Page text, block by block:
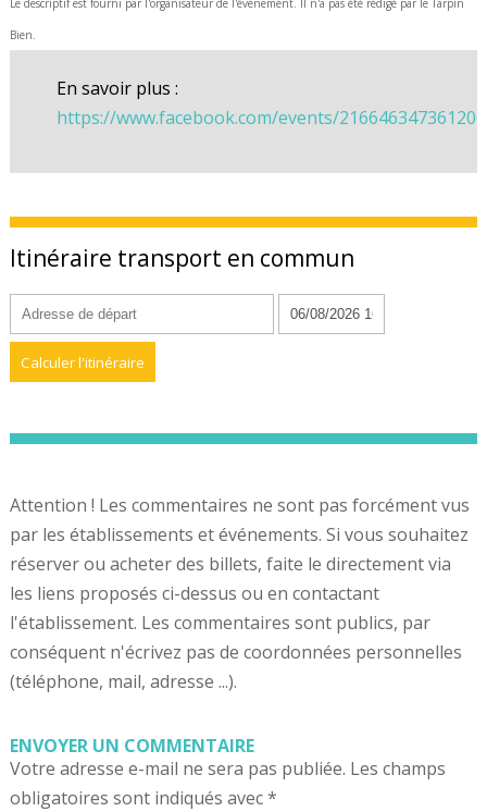
Le descriptif est fourni par l'organisateur de l'événement. Il n'a pas été rédigé par le Tarpin
Bien.
En savoir plus :
https://www.facebook.com/events/
Itinéraire transport en commun
Attention ! Les commentaires ne sont pas forcément vus
par les établissements et événements. Si vous souhaitez
réserver ou acheter des billets, faite le directement via
les liens proposés ci-dessus ou en contactant
l'établissement. Les commentaires sont publics, par
conséquent n'écrivez pas de coordonnées personnelles
(téléphone, mail, adresse ...).
ENVOYER UN COMMENTAIRE
Votre adresse e-mail ne sera pas publiée. Les champs
obligatoires sont indiqués avec*